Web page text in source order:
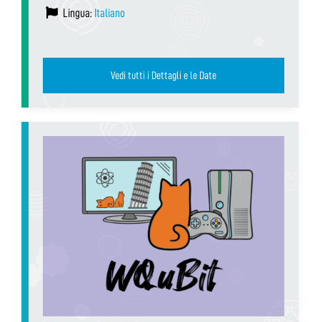
Lingua: Italiano
Vedi tutti i Dettagli e le Date